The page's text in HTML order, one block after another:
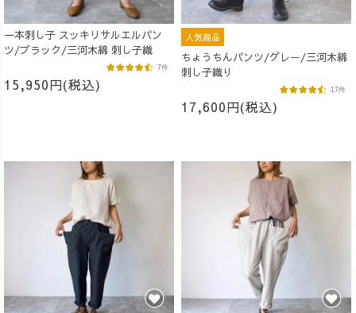
一本刺し子 スッキリサルエルパン
ツ/ブラック/三河木綿 刺し子織
15,950円(税込)
7件
人気商品
ちょうちんパンツ/グレー/三河木綿
刺し子織り
17,600円(税込)
17件